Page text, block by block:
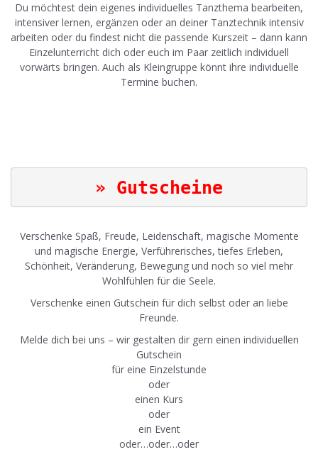
Du möchtest dein eigenes individuelles Tanzthema bearbeiten,
intensiver lernen, ergänzen oder an deiner Tanztechnik intensiv
arbeiten oder du findest nicht die passende Kurszeit – dann kann
Einzelunterricht dich oder euch im Paar zeitlich individuell
vorwärts bringen. Auch als Kleingruppe könnt ihre individuelle
Termine buchen.
» Gutscheine
Verschenke Spaß, Freude, Leidenschaft, magische Momente
und magische Energie, Verführerisches, tiefes Erleben,
Schönheit, Veränderung, Bewegung und noch so viel mehr
Wohlfühlen für die Seele.
Verschenke einen Gutschein für dich selbst oder an liebe
Freunde.
Melde dich bei uns – wir gestalten dir gern einen individuellen
Gutschein
für eine Einzelstunde
oder
einen Kurs
oder
ein Event
oder…oder…oder